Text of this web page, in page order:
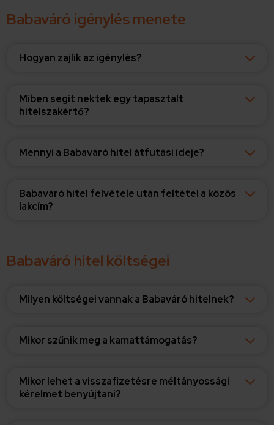
Babaváró igénylés menete
Hogyan zajlik az igénylés?
Miben segít nektek egy tapasztalt
hitelszakértő?
Mennyi a Babaváró hitel átfutási ideje?
Babaváró hitel felvétele után feltétel a közös
lakcím?
Babaváró hitel költségei
Milyen költségei vannak a Babaváró hitelnek?
Mikor szűnik meg a kamattámogatás?
Mikor lehet a visszafizetésre méltányossági
kérelmet benyújtani?